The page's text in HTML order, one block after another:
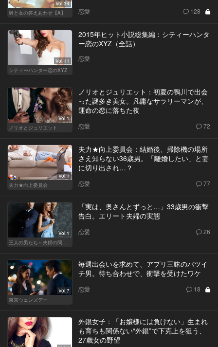
Vol.34
男と女の答えあわせ【A】
恋愛 128
Vol.11
シティーハンター恋のXYZ
2015年ヒット小説総集編：シティーハンタ
ー恋のXYZ（全話）
恋愛
Vol.1
ノリオとジュリエット
ノリオとジュリエット：初夏の鴨川で出会
った謎多き美女。凡庸なサラリーマンが、
運命の恋に落ちた夜
恋愛 72
Vol.1
夫力★向上委員会
夫力★向上委員会：結婚後、掃除機の場所
さえ知らない36歳男。「離婚したい」と妻
に切り出され…？
恋愛 77
Vol.1
「実は、奥さんとずっと…」33歳男の衝撃
告白。エリート夫婦の実態
恋愛 26
Vol.7
東京ウェンズデー
毎週出会いを求めて、アプリ三昧のバツイ
チ男。待ち合わせで、衝撃を受けたワケ
恋愛 18
外銀女子：「お嬢様には負けない」生まれ
も育ちも関係ない“外銀”で下克上を狙う、
27歳女の野望